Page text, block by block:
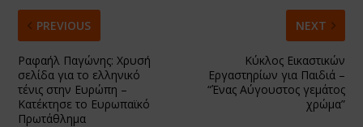
PREVIOUS
Ραφαήλ Παγώνης: Χρυσή
σελίδα για το ελληνικό
τένις στην Ευρώπη –
Κατέκτησε το Ευρωπαϊκό
Πρωτάθλημα
NEXT
Κύκλος Εικαστικών
Εργαστηρίων για Παιδιά –
“Ένας Αύγουστος γεμάτος
χρώμα”